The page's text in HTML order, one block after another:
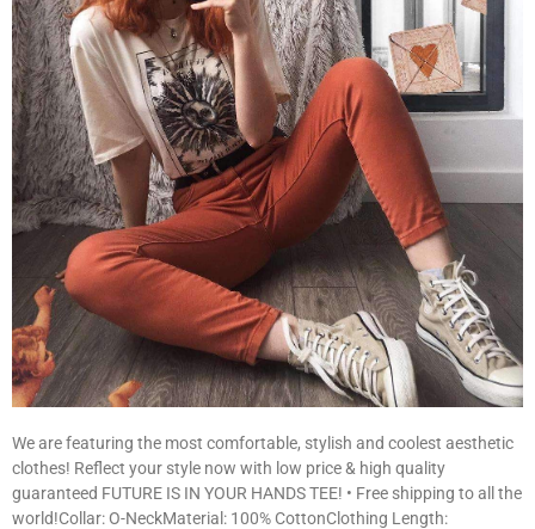
We are featuring the most comfortable, stylish and coolest aesthetic
clothes! Reflect your style now with low price & high quality
guaranteed FUTURE IS IN YOUR HANDS TEE! • Free shipping to all the
world!Collar: O-NeckMaterial: 100% CottonClothing Length: